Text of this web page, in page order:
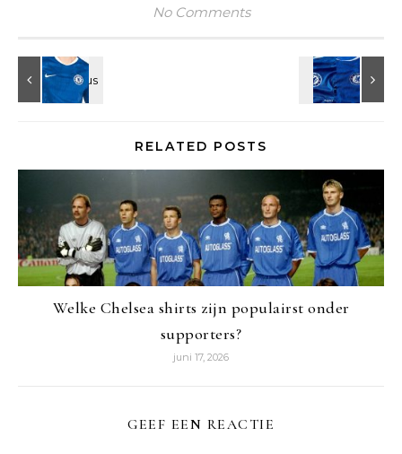
No Comments
RELATED POSTS
Welke Chelsea shirts zijn populairst onder
supporters?
juni 17, 2026
GEEF EEN REACTIE